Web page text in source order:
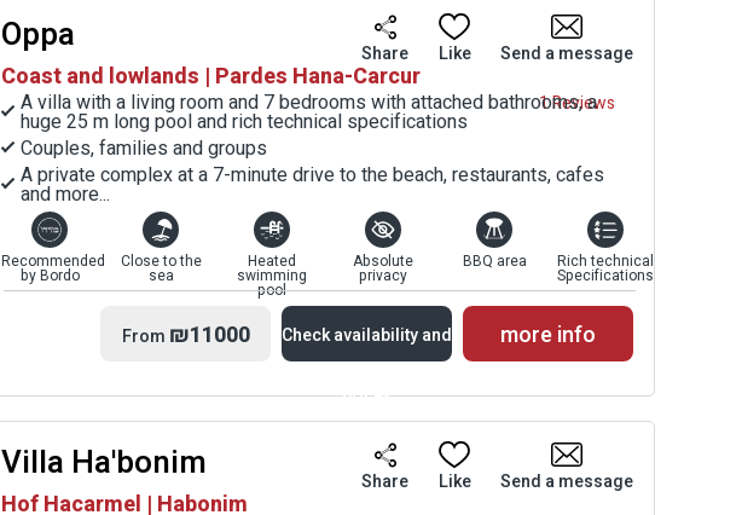
Availability and
Prices
Oppa
Coast and lowlands | Pardes Hana-Carcur
1 Reviews
A villa with a living room and 7 bedrooms with attached bathrooms, a
huge 25 m long pool and rich technical specifications
Couples, families and groups
A private complex at a 7-minute drive to the beach, restaurants, cafes
and more...
Share Like Send a message
Recommended
by Bordo
Close to the
sea
Heated
swimming
pool
Absolute
privacy
BBQ area Rich technical
Specifications
From ₪11000 Check availability and
prices
Availability and
more info
Villa Ha'bonim
Hof Hacarmel | Habonim
Share Like Send a message